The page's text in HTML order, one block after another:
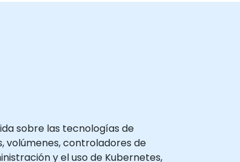
sobre las tecnologías de
volúmenes, controladores de
y el uso de Kubernetes,